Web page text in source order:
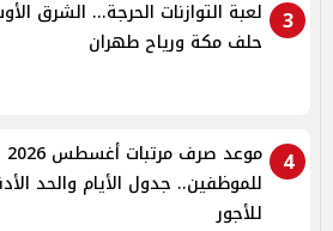
3
لعبة التوازنات الحرجة... الشرق
حلف مكة ورياح طهران
4
موعد صرف مرتبات أغسطس 2026
للموظفين.. جدول الأيام والحد
للأجور